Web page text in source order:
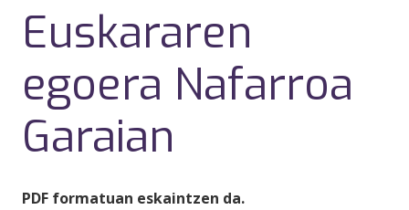
Euskararen
egoera Nafarroa
Garaian
PDF formatuan eskaintzen da.